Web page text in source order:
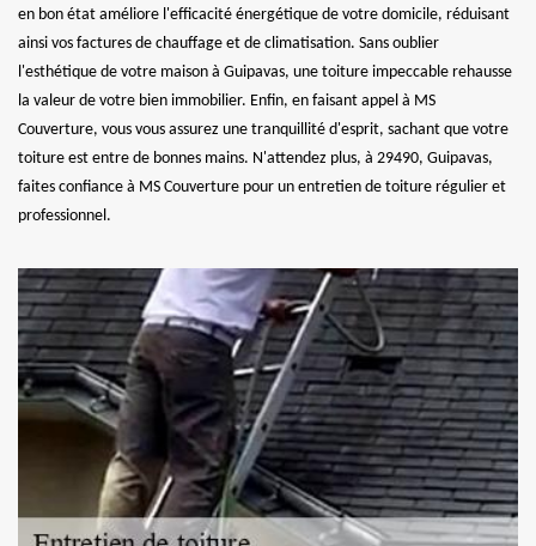
en bon état améliore l'efficacité énergétique de votre domicile, réduisant
ainsi vos factures de chauffage et de climatisation. Sans oublier
l'esthétique de votre maison à Guipavas, une toiture impeccable rehausse
la valeur de votre bien immobilier. Enfin, en faisant appel à MS
Couverture, vous vous assurez une tranquillité d'esprit, sachant que votre
toiture est entre de bonnes mains. N'attendez plus, à 29490, Guipavas,
faites confiance à MS Couverture pour un entretien de toiture régulier et
professionnel.